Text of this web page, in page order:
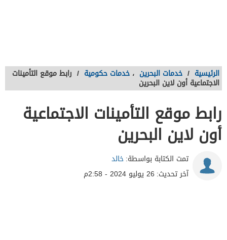
الرئيسية / خدمات البحرين ، خدمات حكومية / رابط موقع التأمينات
الاجتماعية أون لاين البحرين
رابط موقع التأمينات الاجتماعية
أون لاين البحرين
تمت الكتابة بواسطة:خالد
آخر تحديث: 26 يوليو 2024 - 2:58م